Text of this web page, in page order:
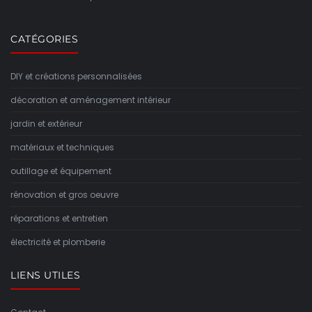
CATÉGORIES
DIY et créations personnalisées
décoration et aménagement intérieur
jardin et extérieur
matériaux et techniques
outillage et équipement
rénovation et gros oeuvre
réparations et entretien
électricité et plomberie
LIENS UTILES